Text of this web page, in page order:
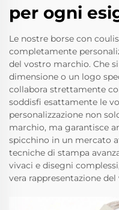
per ogni
Le nostre borse con
completamente
del vostro marchio. Che
dimensione o un logo
collabora strettamente
soddisfi esattamente le
personalizzazione non
marchio, ma garantisce
spicchino in un mercato
tecniche di stampa
vivaci e disegni
vera rappresentazione